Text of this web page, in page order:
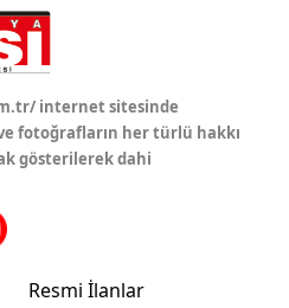
Zonguldak
Karaman
internet sitesinde
fotoğrafların her türlü hakkı
gösterilerek dahi
Resmi İlanlar